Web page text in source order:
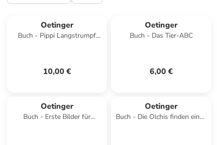
Oetinger
Buch - Pippi Langstrumpf
10,00 €
Oetinger
Buch - Das Tier-ABC
6,00 €
Oetinger
Buch - Erste Bilder für
Oetinger
Buch - Die Olchis finden einen